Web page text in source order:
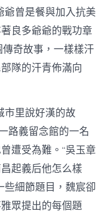
爺曾是餐與加入抗美
良多爺爺的戰功章
傳奇故事，一樣樣汗
隊的汗青佈滿向
里說好漢的故
路義留念館的一名
遭受為難。“吳玉章
起義后他怎么樣
些細節題目，魏宸卻
眾提出的每個題